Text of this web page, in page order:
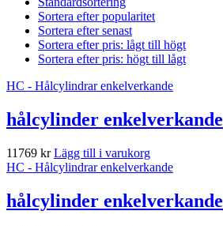
Sortera efter popularitet
Sortera efter senast
Sortera efter pris: lågt till högt
Sortera efter pris: högt till lågt
HC - Hålcylindrar enkelverkande
hålcylinder enkelverkande
11769 kr Lägg till i varukorg
HC - Hålcylindrar enkelverkande
hålcylinder enkelverkande